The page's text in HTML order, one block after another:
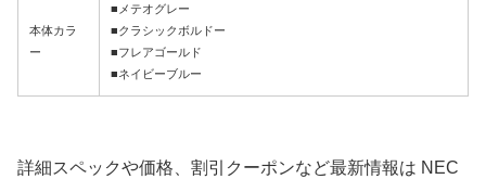
本体カラ
ー
■メテオグレー
■クラシックボルドー
■フレアゴールド
■ネイビーブルー
詳細スペックや価格、割引クーポンなど最新情報は NEC